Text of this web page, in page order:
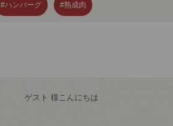
#ハンバーグ #熟成肉
ゲスト 様こんにちは